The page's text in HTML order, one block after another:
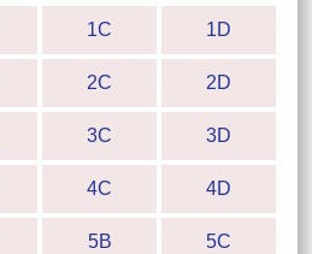
1C 1D
2C 2D
3C 3D
4C 4D
5B 5C